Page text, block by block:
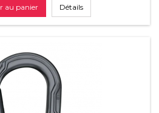
au panier Détails